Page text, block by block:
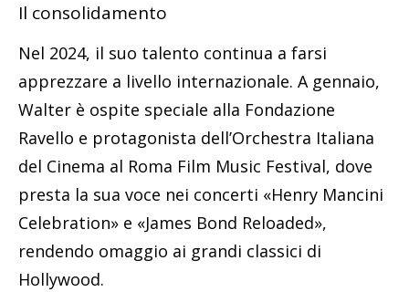
Il consolidamento
Nel 2024, il suo talento continua a farsi
apprezzare a livello internazionale. A gennaio,
Walter è ospite speciale alla Fondazione
Ravello e protagonista dell’Orchestra Italiana
del Cinema al Roma Film Music Festival, dove
presta la sua voce nei concerti «Henry Mancini
Celebration» e «James Bond Reloaded»,
rendendo omaggio ai grandi classici di
Hollywood.